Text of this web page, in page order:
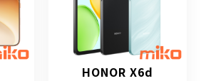
HONOR X6d